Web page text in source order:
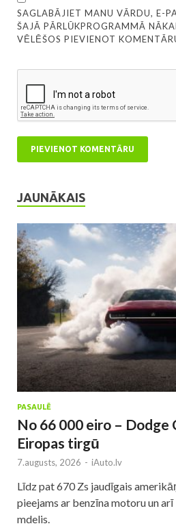
SAGLABĀJIET MANU VĀRDU, E-
ŠAJĀ PĀRLŪKPROGRAMMĀ
VĒLĒŠOS PIEVIENOT
JAUNĀKAIS
PASAULĒ
No 66 000 eiro – Dodge
Eiropas tirgū
7.augusts, 2026 - iAuto.lv
Līdz pat 670 Zs jaudīgais
pieejams ar benzīna motoru un
mdelis.